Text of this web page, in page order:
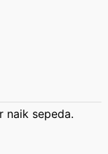
naik sepeda.